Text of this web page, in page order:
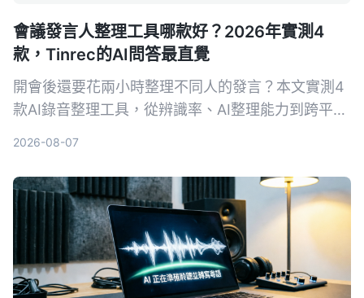
會議發言人整理工具哪款好？2026年實測4
款，Tinrec的AI問答最直覺
開會後還要花兩小時整理不同人的發言？本文實測4
款AI錄音整理工具，從辨識率、AI整理能力到跨平台
2026-08-07